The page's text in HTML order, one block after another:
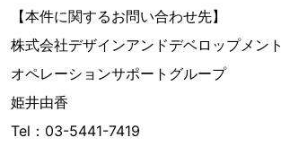
【本件に関するお問い合わせ先】
株式会社デザインアンドデベロップメント
オペレーションサポートグループ
姫井由香
Tel：03-5441-7419